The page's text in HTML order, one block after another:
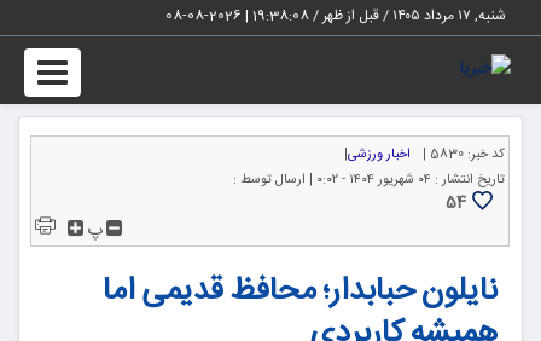
شنبه, ۱۷ مرداد ۱۴۰۵ / قبل از ظهر / 19:38:09
|
2026-08-08
کد خبر: 5830 | اخبار ورزشی|
تاریخ انتشار : ۰۴ شهریور ۱۴۰۴ - ۰:۰۲ | ارسال توسط :
54
پ
نایلون حبابدار؛ محافظ قدیمی اما